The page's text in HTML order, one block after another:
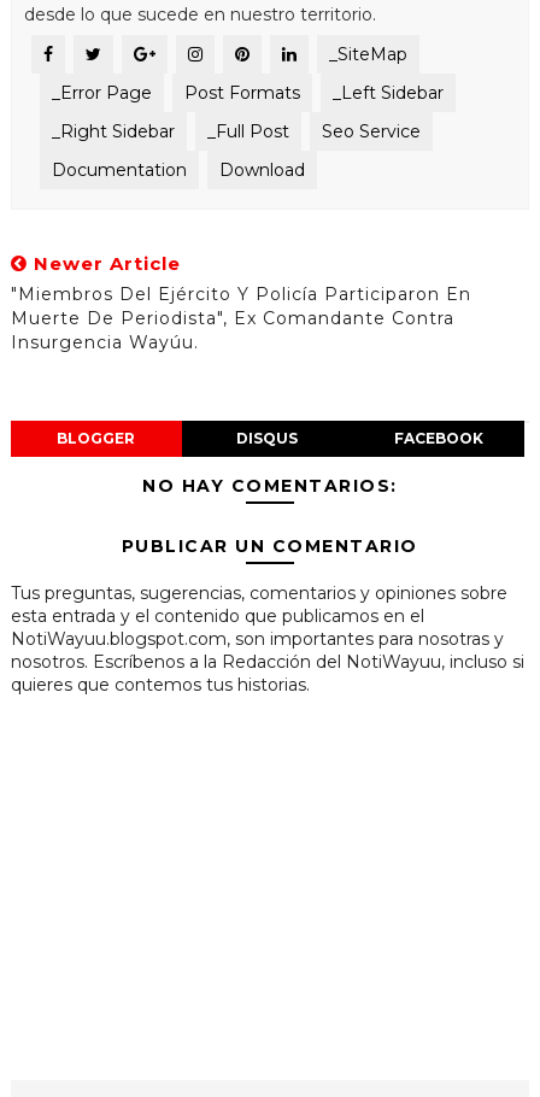
desde lo que sucede en nuestro territorio.
_SiteMap
_Error Page
Post Formats
_Left Sidebar
_Right Sidebar
_Full Post
Seo Service
Documentation
Download
Newer Article
"Miembros Del Ejército Y Policía Participaron En
Muerte De Periodista", Ex Comandante Contra
Insurgencia Wayúu.
BLOGGER DISQUS FACEBOOK
NO HAY COMENTARIOS:
PUBLICAR UN COMENTARIO
Tus preguntas, sugerencias, comentarios y opiniones sobre
esta entrada y el contenido que publicamos en el
NotiWayuu.blogspot.com, son importantes para nosotras y
nosotros. Escríbenos a la Redacción del NotiWayuu, incluso si
quieres que contemos tus historias.